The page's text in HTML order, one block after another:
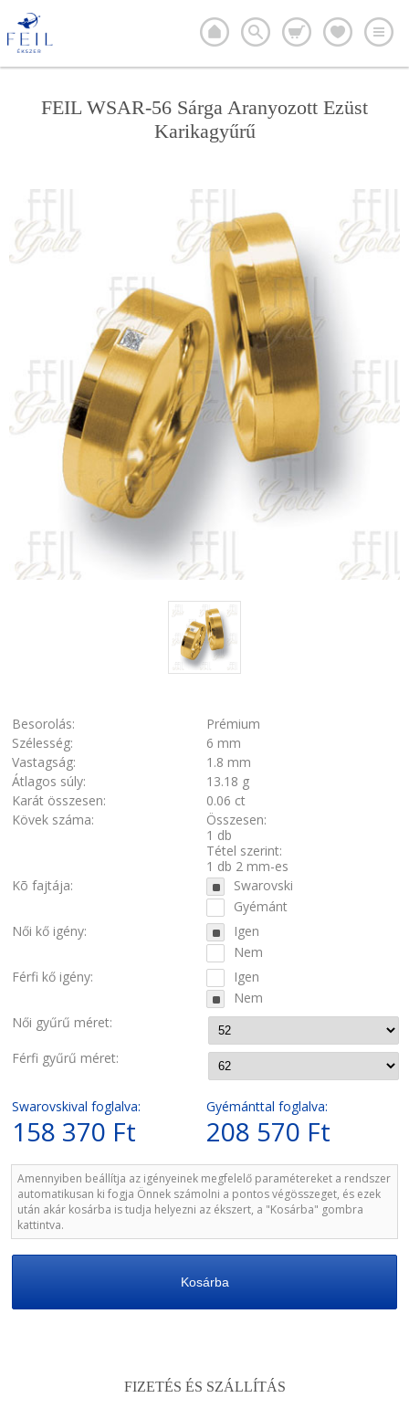
FEIL WSAR-56 Sárga Aranyozott Ezüst
Karikagyűrű
Besorolás:
Prémium
Szélesség:
6 mm
Vastagság:
1.8 mm
Átlagos súly:
13.18 g
Karát összesen:
0.06 ct
Kövek száma:
Összesen:
1 db
Tétel szerint:
1 db 2 mm-es
Kõ fajtája:
Swarovski
Gyémánt
Női kő igény:
Igen
Nem
Férfi kő igény:
Igen
Nem
Női gyűrű méret:
Férfi gyűrű méret:
Swarovskival foglalva:
158 370 Ft
Gyémánttal foglalva:
208 570 Ft
Amennyiben beállítja az igényeinek megfelelő paramétereket a rendszer
automatikusan ki fogja Önnek számolni a pontos végösszeget, és ezek
után akár kosárba is tudja helyezni az ékszert, a "Kosárba" gombra
kattintva.
Kosárba
FIZETÉS ÉS SZÁLLÍTÁS